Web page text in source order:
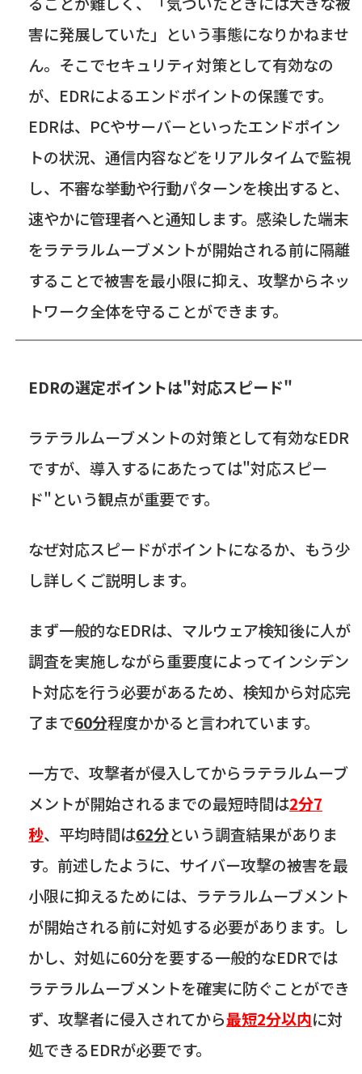
害に発展していた」という事態になりかねませ
ん。そこでセキュリティ対策として有効なの
が、 EDRによるエンドポイントの保護です。
EDRは、 PCやサーバーといったエンドポイン
トの状況、通信内容などをリアルタイムで監視
し、不審な挙動や行動パターンを検出すると、
速やかに管理者へと通知します。感染した端末
をラテラルムーブメントが開始される前に隔離
することで被害を最小限に抑え、攻撃からネッ
トワーク全体を守ることができます。
EDRの選定ポイントは"対応スピード"
ラテラルムーブメントの対策として有効なEDR
ですが、導入するにあたっては"対応スピー
ド"という観点が重要です。
なぜ対応スピードがポイントになるか、もう少
し詳しくご説明します。
まず一般的なEDRは、マルウェア検知後に人が
調査を実施しながら重要度によってインシデン
ト対応を行う必要があるため、検知から対応完
了まで60分程度かかると言われています。
一方で、攻撃者が侵入してからラテラルムーブ
メントが開始されるまでの最短時間は2分7
秒、平均時間は62分という調査結果がありま
す。前述したように、サイバー攻撃の被害を最
小限に抑えるためには、ラテラルムーブメント
が開始される前に対処する必要があります。し
かし、対処に60分を要する一般的なEDRでは
ラテラルムーブメントを確実に防ぐことができ
ず、攻撃者に侵入されてから最短2分以内に対
処できるEDRが必要です。